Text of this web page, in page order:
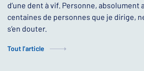
d’une dent à vif. Personne, absolument
centaines de personnes que je dirige,
s’en douter.
Tout l’article